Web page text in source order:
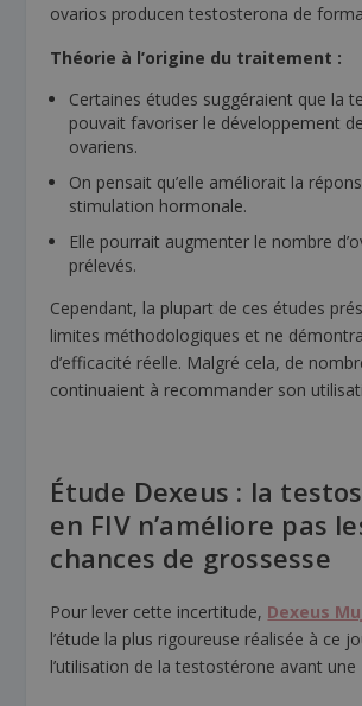
ovarios producen testosterona de
Théorie à l’origine du traitement :
Certaines études suggéraient que la
pouvait favoriser le développement
ovariens.
On pensait qu’elle améliorait la
stimulation hormonale.
Elle pourrait augmenter le nombre
prélevés.
Cependant, la plupart de ces études
limites méthodologiques et ne
d’efficacité réelle. Malgré cela, de
continuaient à recommander son
Étude Dexeus : la
en FIV n’améliore pas
chances de grossesse
Pour lever cette incertitude, Dexeus
l’étude la plus rigoureuse réalisée à ce
l’utilisation de la testostérone avant une